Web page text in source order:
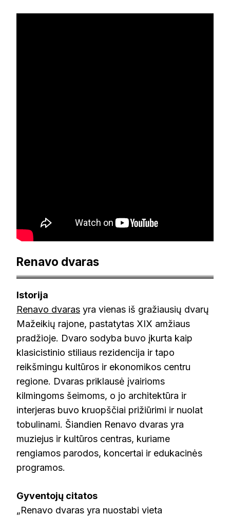
Renavo dvaras
Istorija
Renavo dvaras yra vienas iš gražiausių dvarų
Mažeikių rajone, pastatytas XIX amžiaus
pradžioje. Dvaro sodyba buvo įkurta kaip
klasicistinio stiliaus rezidencija ir tapo
reikšmingu kultūros ir ekonomikos centru
regione. Dvaras priklausė įvairioms
kilmingoms šeimoms, o jo architektūra ir
interjeras buvo kruopščiai prižiūrimi ir nuolat
tobulinami. Šiandien Renavo dvaras yra
muziejus ir kultūros centras, kuriame
rengiamos parodos, koncertai ir edukacinės
programos.
Gyventojų citatos
„Renavo dvaras yra nuostabi vieta